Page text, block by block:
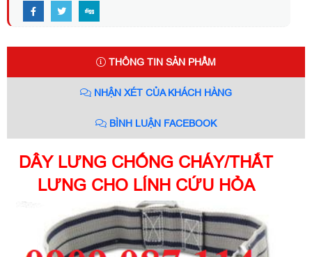
THÔNG TIN SẢN PHẨM
NHẬN XÉT CỦA KHÁCH HÀNG
BÌNH LUẬN FACEBOOK
DÂY LƯNG CHỐNG CHÁY/THẮT
LƯNG CHO LÍNH CỨU HỎA